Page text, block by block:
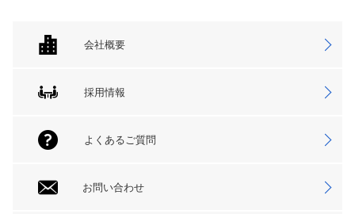
会社概要
採用情報
よくあるご質問
お問い合わせ